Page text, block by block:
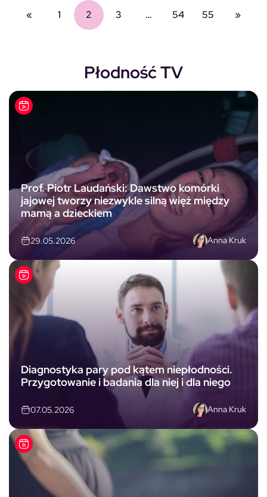
« 1 2 3 … 54 55 »
Płodność TV
Prof. Piotr Laudański: Dawstwo komórki
jajowej tworzy niezwykle silną więź między
mamą a dzieckiem
29.05.2026 Anna Kruk
Diagnostyka pary pod kątem niepłodności.
Przygotowanie i badania dla niej i dla niego
07.05.2026 Anna Kruk